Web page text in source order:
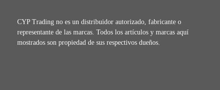
CYP Trading no es un distribuidor autorizado, fabricante o
representante de las marcas. Todos los artículos y marcas aquí
mostrados son propiedad de sus respectivos dueños.